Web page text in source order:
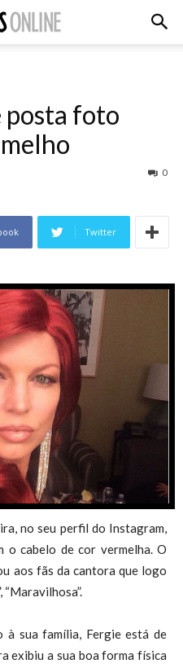
posta foto
0
Twitter
no seu perfil do Instagram,
o cabelo de cor vermelha. O
aos fãs da cantora que logo
“Maravilhosa”.
à sua família, Fergie está de
exibiu a sua boa forma física